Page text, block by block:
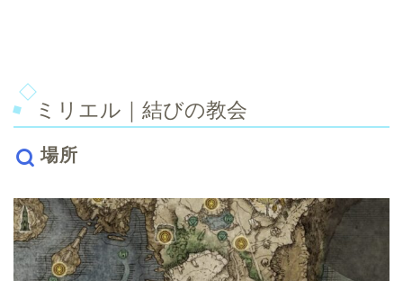
ミリエル｜結びの教会
場所